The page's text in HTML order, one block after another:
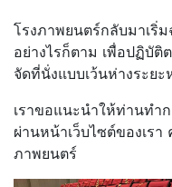
โรงภาพยนตร์กลับมาเริ่
อย่างไรก็ตาม เพื่อปฏิบัติ
จัดที่นั่งแบบเว้นห่างระย
เราขอแนะนำให้ท่านทำ
ผ่านหน้าเว็บไซต์ของเรา
ภาพยนตร์